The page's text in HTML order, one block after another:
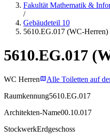
Fakultät Mathematik &
/
Gebäudeteil 10
5610.EG.017 (WC-Herren)
5610.EG.017
WC Herren
Alle Toiletten auf
Raumkennung5610.EG.017
Architekten-Name00.10.017
StockwerkErdgeschoss